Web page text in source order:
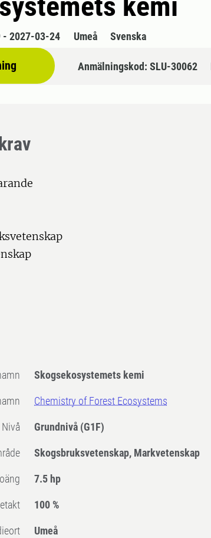
- 2027-03-24 Umeå Svenska
Anmälningskod: SLU-30062
Skogsekosystemets kemi
Chemistry of Forest Ecosystems
Nivå Grundnivå (G1F)
Skogsbruksvetenskap, Markvetenskap
7.5 hp
100 %
Umeå